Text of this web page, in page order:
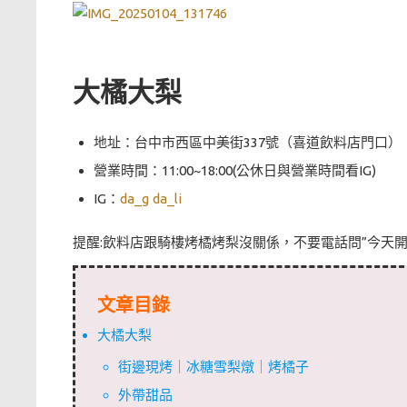
大橘大梨
地址：台中市西區中美街337號（喜道飲料店門口）
營業時間：11:00~18:00(公休日與營業時間看IG)
IG： da_g da_li
提醒:飲料店跟騎樓烤橘烤梨沒關係，不要電話問”今天
文章目錄
大橘大梨
街邊現烤｜冰糖雪梨燉｜烤橘子
外帶甜品